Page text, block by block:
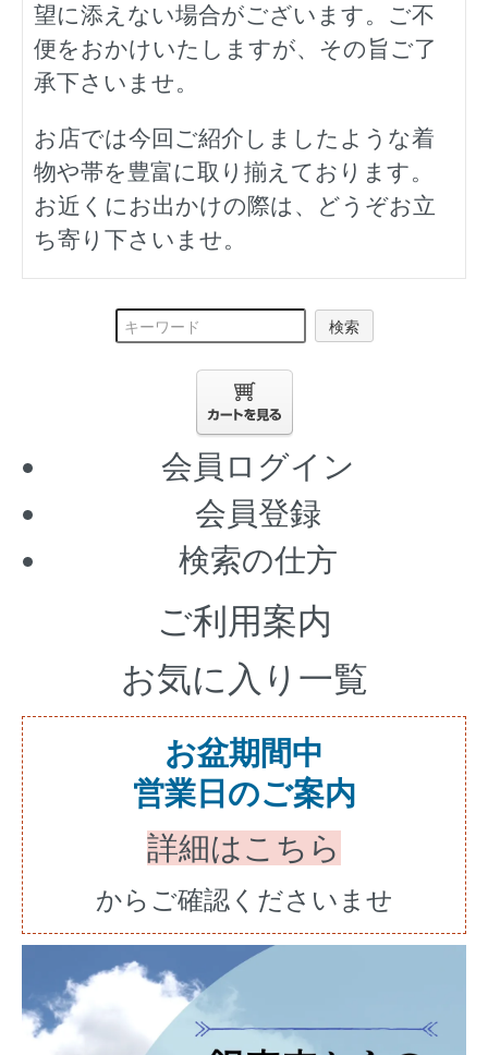
望に添えない場合がございます。ご不
便をおかけいたしますが、その旨ご了
承下さいませ。
お店では今回ご紹介しましたような着
物や帯を豊富に取り揃えております。
お近くにお出かけの際は、どうぞお立
ち寄り下さいませ。
検索
会員ログイン
会員登録
検索の仕方
ご利用案内
お気に入り一覧
お盆期間中
営業日のご案内
詳細はこちら
からご確認くださいませ